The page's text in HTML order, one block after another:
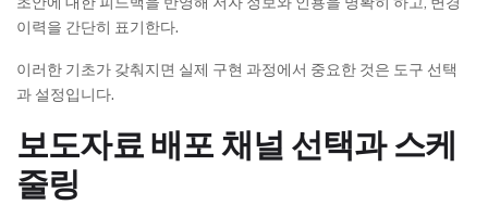
이력을 간단히 표기한다.
이러한 기초가 갖춰지면 실제 구현 과정에서 중요한 것은 도구 선택
과 설정입니다.
보도자료 배포 채널 선택과 스케
줄링